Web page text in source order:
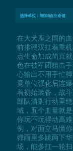
选择单位：增加5点生命值
在大犬座之国的
前排硬汉扛着重
点生命加成简直
色在被军团狙击
心输出不用手忙
竟单位强化后连
着初始装备，战
部队清剿行动里
域，五个血量就
你玩不玩得动高
例，对面立马懂
弹雨里多跳两下
场，能多扛一轮